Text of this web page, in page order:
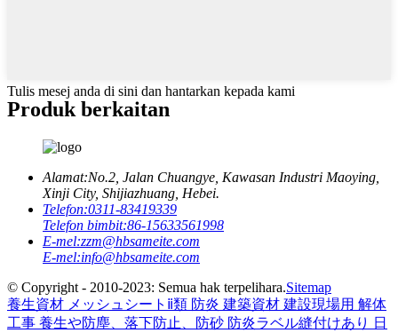
Tulis mesej anda di sini dan hantarkan kepada kami
Produk berkaitan
Alamat:No.2, Jalan Chuangye, Kawasan Industri Maoying,
Xinji City, Shijiazhuang, Hebei.
Telefon:0311-83419339
Telefon bimbit:86-15633561998
E-mel:zzm@hbsameite.com
E-mel:info@hbsameite.com
© Copyright - 2010-2023: Semua hak terpelihara.Sitemap
養生資材 メッシュシートⅱ類 防炎 建築資材 建設現場用 解体
工事 養生や防塵、落下防止、防砂 防炎ラベル縫付けあり 日